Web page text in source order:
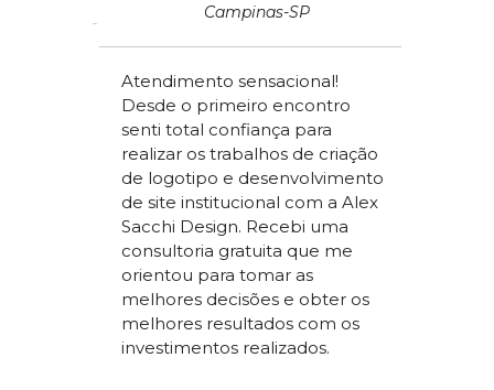
Campinas-SP
Atendimento sensacional!
Desde o primeiro encontro
senti total confiança para
realizar os trabalhos de criação
de logotipo e desenvolvimento
de site institucional com a Alex
Sacchi Design. Recebi uma
consultoria gratuita que me
orientou para tomar as
melhores decisões e obter os
melhores resultados com os
investimentos realizados.